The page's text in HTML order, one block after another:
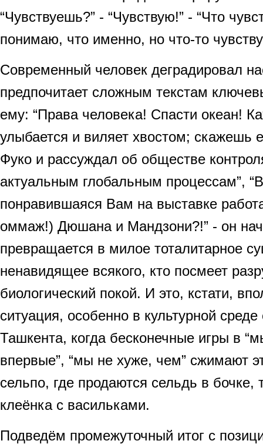
“Чувствуешь?” - “Чувствую!” - “Что
понимаю, что именно, но что-то
Современный человек деградировал
предпочитает сложным текстам
ему: “Права человека! Спасти океан!
улыбается и виляет хвостом; скажешь
Фуко и рассуждал об обществе
актуальным глобальным процессам”,
понравившаяся Вам на выставке
оммаж!) Дюшана и Мандзони?!” - он
превращается в милое тоталитарное
ненавидящее всякого, кто посмеет
биологический покой. И это, кстати,
ситуация, особенно в культурной среде
Ташкента, когда бесконечные игры в
впервые”, “мы не хуже, чем” сжимают
сельпо, где продаются сельдь в бочке,
клеёнка с васильками.
Подведём промежуточный итог с